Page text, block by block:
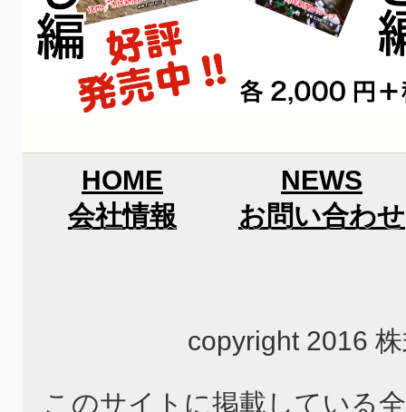
HOME
NEWS
会社情報
お問い合わせ
copyright 2016
このサイトに掲載している